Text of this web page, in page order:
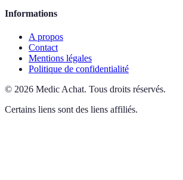
Informations
A propos
Contact
Mentions légales
Politique de confidentialité
© 2026 Medic Achat. Tous droits réservés.
Certains liens sont des liens affiliés.